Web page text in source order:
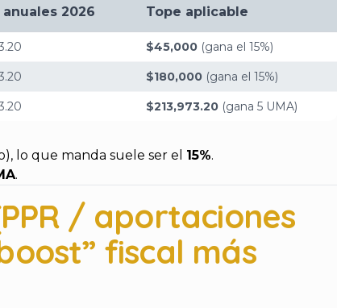
anuales 2026 Tope aplicable
$45,000 (gana el 15%)
$180,000 (gana el 15%)
$213,973.20 (gana 5 UMA)
lo que manda suele ser el 15%.
.
/ aportaciones
fiscal más